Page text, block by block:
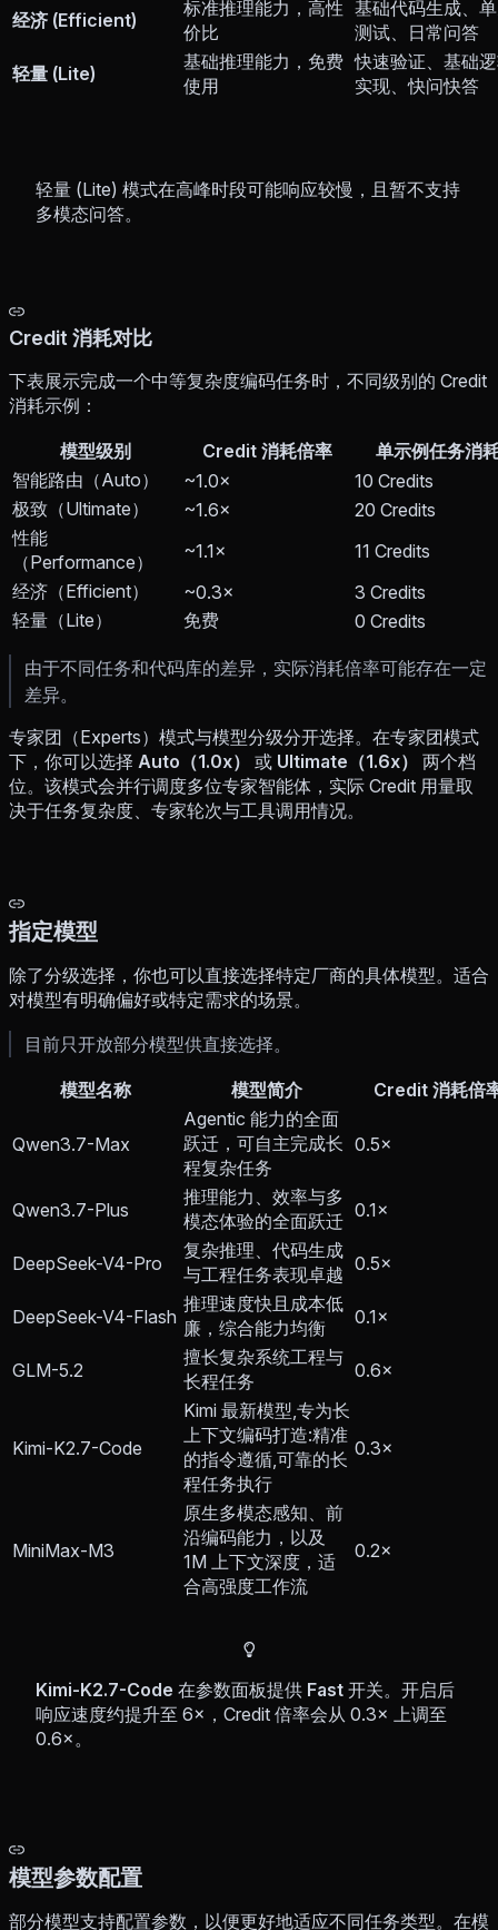
经济 (Efficient)
标准推理能力，高性
价比
基础代码生成、
测试、日常问答
轻量 (Lite)
基础推理能力，免费
使用
快速验证、基础
实现、快问快答
轻量 (Lite) 模式在高峰时段可能响应较慢，且暂不支持
多模态问答。
Credit 消耗对比
下表展示完成一个中等复杂度编码任务时，不同级别的 Credit
消耗示例：
模型级别 Credit 消耗倍率
单示例任务消
智能路由（Auto）
~1.0×
10 Credits
极致（Ultimate）
~1.6×
20 Credits
性能
（Performance）
~1.1×
11 Credits
经济（Efficient）
~0.3×
3 Credits
轻量（Lite）
免费 0 Credits
由于不同任务和代码库的差异，实际消耗倍率可能存在一定
差异。
专家团（Experts）模式与模型分级分开选择。在专家团模式
下，你可以选择 Auto（1.0x） 或 Ultimate（1.6x）
两个档
位。该模式会并行调度多位专家智能体，实际 Credit 用量取
决于任务复杂度、专家轮次与工具调用情况。
指定模型
除了分级选择，你也可以直接选择特定厂商的具体模型。适合
对模型有明确偏好或特定需求的场景。
目前只开放部分模型供直接选择。
模型名称 模型简介 Credit 消耗倍
Qwen3.7-Max
Agentic 能力的全面
跃迁，可自主完成长
程复杂任务
0.5×
Qwen3.7-Plus
推理能力、效率与多
模态体验的全面跃迁 0.1×
DeepSeek-V4-Pro
复杂推理、代码生成
与工程任务表现卓越 0.5×
DeepSeek-V4-Flash
推理速度快且成本低
廉，综合能力均衡
0.1×
GLM-5.2
擅长复杂系统工程与
长程任务
0.6×
Kimi-K2.7-Code
Kimi 最新模型,专为长
上下文编码打造:精准
的指令遵循,可靠的长
程任务执行
0.3×
MiniMax-M3
原生多模态感知、前
沿编码能力，以及
1M 上下文深度，适
合高强度工作流
0.2×
Kimi-K2.7-Code 在参数面板提供 Fast 开关。开启后
响应速度约提升至 6×，Credit 倍率会从 0.3× 上调至
0.6×。
模型参数配置
部分模型支持配置参数，以便更好地适应不同任务类型。在模